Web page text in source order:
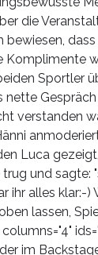
die
Sportler
Gespräch
verstanden
Luca
und sagte:
ihr alles klar:-
lassen,
im